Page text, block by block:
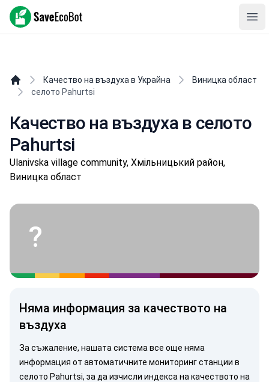
SaveEcoBot
Качество на въздуха в Украйна
Виницка област
селото Pahurtsi
Качество на въздуха в селото
Pahurtsi
Ulanivska village community, Хмільницький район,
Виницка област
?
Няма информация за качеството на
въздуха
За съжаление, нашата система все още няма
информация от автоматичните мониторинг станции в
селото Pahurtsi, за да изчисли индекса на качеството на